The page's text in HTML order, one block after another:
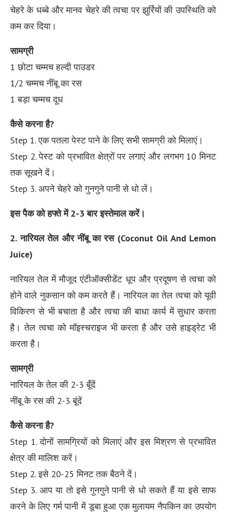
चेहरे के धब्बे और मानव चेहरे की त्वचा पर झुर्रियों की उपस्थिति को
कम कर दिया।
सामग्री
1 छोटा चम्मच हल्दी पाउडर
1/2 चम्मच नींबू का रस
1 बड़ा चम्मच दूध
कैसे करना है?
Step 1. एक पतला पेस्ट पाने के लिए सभी सामग्री को मिलाएं।
Step 2. पेस्ट को प्रभावित क्षेत्रों पर लगाएं और लगभग 10 मिनट
तक सूखने दें।
Step 3. अपने चेहरे को गुनगुने पानी से धो लें।
इस पैक को हफ्ते में 2-3 बार इस्तेमाल करें।
2. नारियल तेल और नींबू का रस (Coconut Oil And Lemon
Juice)
नारियल तेल में मौजूद एंटीऑक्सीडेंट धूप और प्रदूषण से त्वचा को
होने वाले नुकसान को कम करते हैं। नारियल का तेल त्वचा को यूवी
विकिरण से भी बचाता है और त्वचा की बाधा कार्य में सुधार करता
है। तेल त्वचा को मॉइस्चराइज भी करता है और उसे हाइड्रेट भी
करता है।
सामग्री
नारियल के तेल की 2-3 बूँदें
नींबू के रस की 2-3 बूंदें
कैसे करना है?
Step 1. दोनों सामग्रियों को मिलाएं और इस मिश्रण से प्रभावित
क्षेत्र की मालिश करें।
Step 2. इसे 20-25 मिनट तक बैठने दें।
Step 3. आप या तो इसे गुनगुने पानी से धो सकते हैं या इसे साफ
करने के लिए गर्म पानी में डूबा हुआ एक मुलायम नैपकिन का उपयोग